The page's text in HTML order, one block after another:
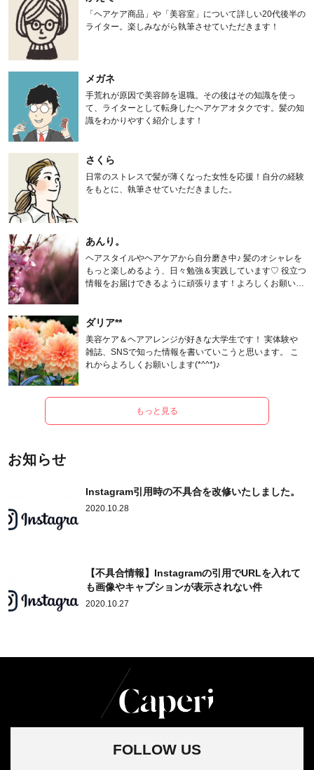
「ヘアケア商品」や「美容室」について詳しい20代後半の
ライター。楽しみながら執筆させていただきます！
メガネ
手荒れが原因で美容師を退職。その後はその知識を使っ
て、ライターとして転身したヘアケアオタクです。髪の知
識をわかりやすく紹介します！
さくら
日常のストレスで髪が薄くなった女性を応援！自分の経験
をもとに、執筆させていただきました。
あんり。
ヘアスタイルやヘアケアから自分磨き中♪ 髪のオシャレを
もっと楽しめるよう、日々勉強＆実践しています♡ 役立つ
情報をお届けできるように頑張ります！よろしくお願いし
ダリア**
美容ケア＆ヘアアレンジが好きな大学生です！ 実体験や
雑誌、SNSで知った情報を書いていこうと思います。 こ
れからよろしくお願いします(*^^*)♪
もっと見る
お知らせ
Instagram引用時の不具合を改修いたしました。
2020.10.28
【不具合情報】Instagramの引用でURLを入れて
も画像やキャプションが表示されない件
2020.10.27
FOLLOW US